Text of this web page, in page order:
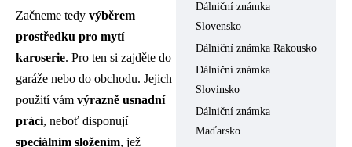
Začneme tedy výběrem
prostředku pro mytí
karoserie. Pro ten si zajděte do
garáže nebo do obchodu. Jejich
použití vám výrazně usnadní
práci, neboť disponují
speciálním složením, jež
Dálniční známka
Slovensko
Dálniční známka Rakousko
Dálniční známka
Slovinsko
Dálniční známka
Maďarsko